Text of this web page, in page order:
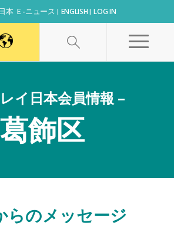
本 Ｅ-ニュース ENGLISH LOG IN
イ日本会員情報 –
葛飾区
らのメッセージ